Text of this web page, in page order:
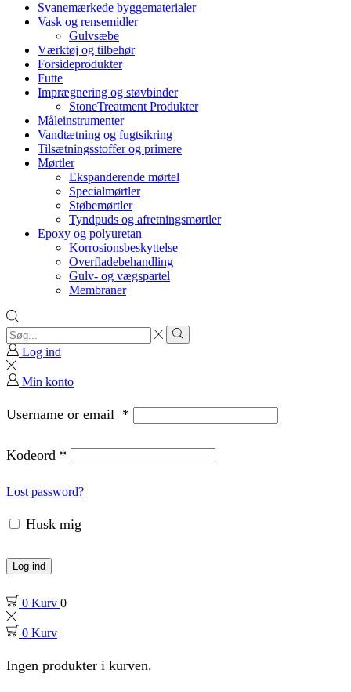
Svanemærkede byggematerialer
Vask og rensemidler
Gulvsæbe
Værktøj og tilbehør
Forsideprodukter
Futte
Imprægnering og støvbinder
StoneTreatment Produkter
Måleinstrumenter
Vandtætning og fugtsikring
Tilsætningsstoffer og primere
Mørtler
Ekspanderende mørtel
Specialmørtler
Støbemørtler
Tyndpuds og afretningsmørtler
Epoxy og polyuretan
Korrosionsbeskyttelse
Overfladebehandling
Gulv- og vægspartel
Membraner
Search
input
Search
Log ind
Min konto
Username or email *
Kodeord *
Lost password?
Husk mig
Log ind
0 Kurv 0
0 Kurv
Ingen produkter i kurven.